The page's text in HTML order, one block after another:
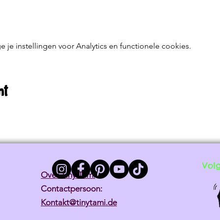
je instellingen voor Analytics en functionele cookies.
Over Tiny Tami
Contactpersoon:
Kontakt@tinytami.de